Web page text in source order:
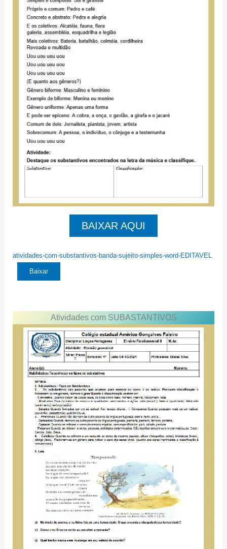
BAIXAR AQUI
atividades-com-substantivos-banda-sujeito-simples-word-EDITAVEL
Baixar
Atividades com SUBASTANTIVOS